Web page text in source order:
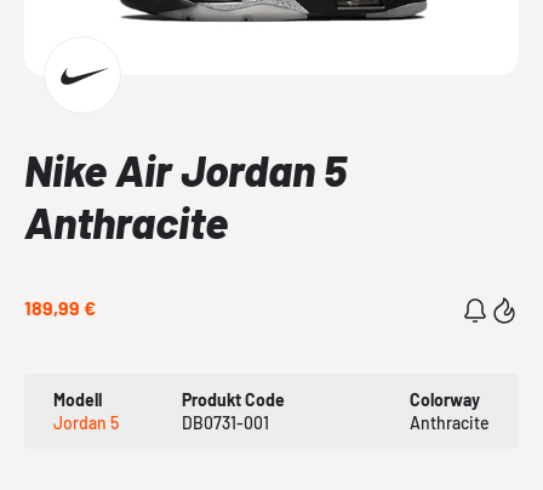
Nike Air Jordan 5
Anthracite
189,99 €
Modell
Jordan 5
Produkt Code
DB0731-001
Colorway
Anthracite